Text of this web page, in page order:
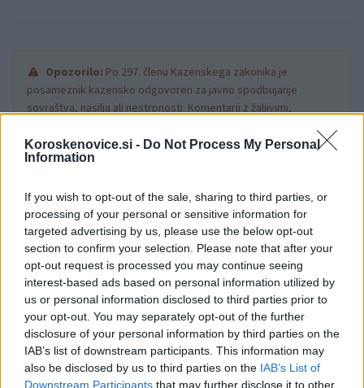
Koroskenovice.si - Do Not Process My Personal
Information
If you wish to opt-out of the sale, sharing to third parties, or
processing of your personal or sensitive information for
targeted advertising by us, please use the below opt-out
section to confirm your selection. Please note that after your
opt-out request is processed you may continue seeing
interest-based ads based on personal information utilized by
us or personal information disclosed to third parties prior to
your opt-out. You may separately opt-out of the further
disclosure of your personal information by third parties on the
IAB’s list of downstream participants. This information may
also be disclosed by us to third parties on the IAB’s List of
Downstream Participants that may further disclose it to other
Opozorilo: Po 297. členu Kazenskega zakonika je
posameznik kazensko odgovoren za javno spodbujanje
sovraštva, nasilja ali nestrpnosti. Komentarji z žaljivimi,
rasističnimi, diskriminatornimi ali nezakonitimi vsebinami bodo
odstranjeni. Pravila komentiranja →
Failed to fetch
Občine: Ravne na Koroškem Prevalje
Mežica
Črna na Koroškem
Kategorije: Novice Novice
Ključne besede: kocerod občina črna na koroškem